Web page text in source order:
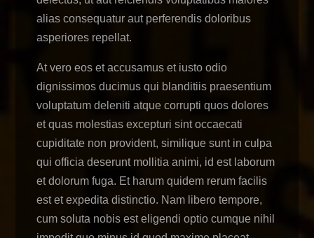
alias consequatur aut perferendis doloribus
asperiores repellat.
At vero eos et accusamus et iusto odio
dignissimos ducimus qui blanditiis praesentium
voluptatum deleniti atque corrupti quos dolores
et quas molestias excepturi sint occaecati
cupiditate non provident, similique sunt in culpa
qui officia deserunt mollitia animi, id est laborum
et dolorum fuga. Et harum quidem rerum facilis
est et expedita distinctio. Nam libero tempore,
cum soluta nobis est eligendi optio cumque nihil